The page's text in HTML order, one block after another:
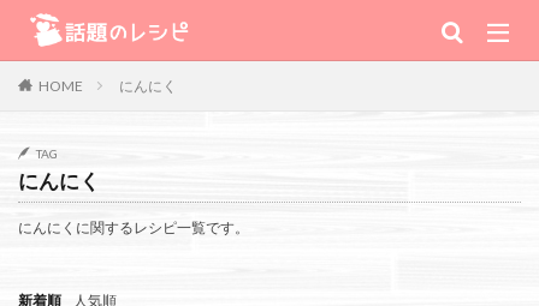
HOME にんにく
TAG
にんにく
にんにくに関するレシピ一覧です。
新着順 人気順
キーワード
TV番組
Warning: Use of undefined constant 番組 - assumed '番組' (this will